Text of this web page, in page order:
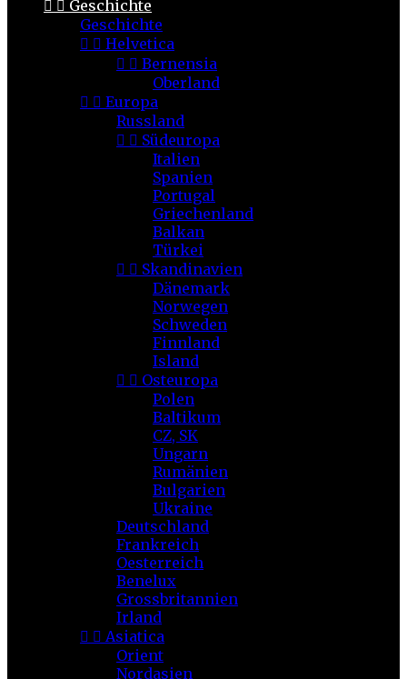
  Geschichte
Geschichte
  Helvetica
  Bernensia
Oberland
  Europa
Russland
  Südeuropa
Italien
Spanien
Portugal
Griechenland
Balkan
Türkei
  Skandinavien
Dänemark
Norwegen
Schweden
Finnland
Island
  Osteuropa
Polen
Baltikum
CZ, SK
Ungarn
Rumänien
Bulgarien
Ukraine
Deutschland
Frankreich
Oesterreich
Benelux
Grossbritannien
Irland
  Asiatica
Orient
Nordasien